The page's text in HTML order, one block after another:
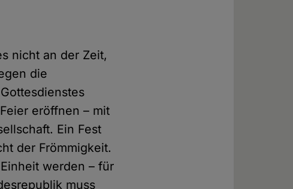
nicht an der Zeit,
die
eröffnen – mit
Ein Fest
der Frömmigkeit.
werden – für
muss